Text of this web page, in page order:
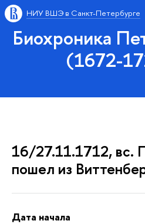
НИУ ВШЭ в Санкт-Петербурге
Биохроника
(1672-
16/27.11.1712, вс.
пошел из
Дата начала